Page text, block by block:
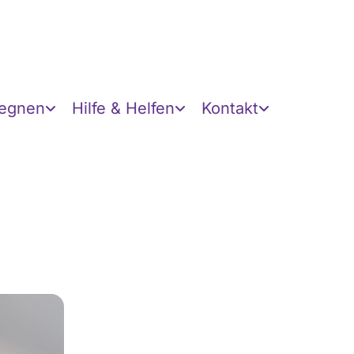
Hilfe & Helfen Kontakt